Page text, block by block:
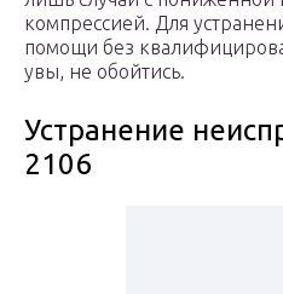
компрессией. Для
помощи без
увы, не обойтись.
Устранение
2106